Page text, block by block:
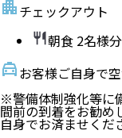
チェックアウト
朝食 2名様
お客様ご自身で
※警備体制強化等に
間前の到着をお勧め
自身でお済ませくだ